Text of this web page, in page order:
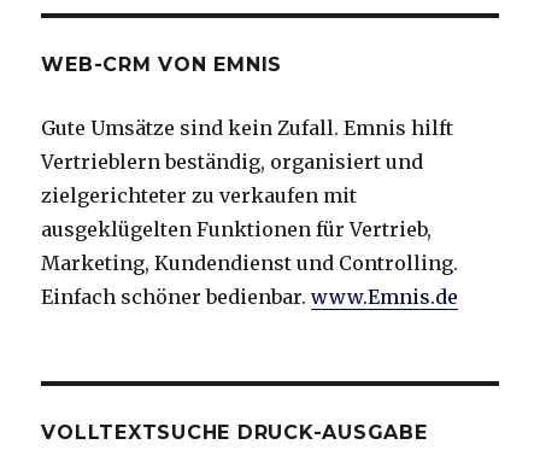
WEB-CRM VON EMNIS
Gute Umsätze sind kein Zufall. Emnis hilft
Vertrieblern beständig, organisiert und
zielgerichteter zu verkaufen mit
ausgeklügelten Funktionen für Vertrieb,
Marketing, Kundendienst und Controlling.
Einfach schöner bedienbar.www.Emnis.de
VOLLTEXTSUCHE DRUCK-AUSGABE